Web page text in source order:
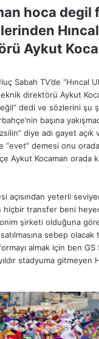
Aykut
Sabah TV’de “Hıncal
direktörü Aykut
dedi ve sözlerini şu
başına
diye adı gayet
demesi onu
Aykut Kocaman
yeterli
transfer beni
şirketi olduğuna göre
sebep olacak
almak için ben
stadyuma